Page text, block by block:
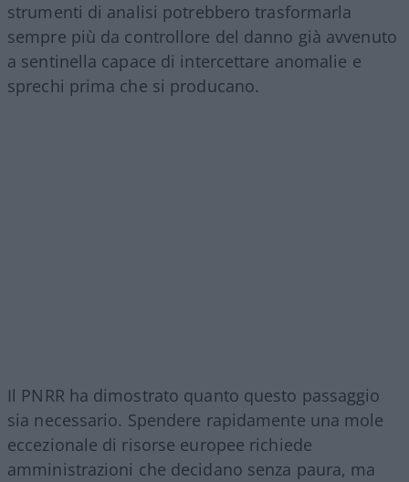
strumenti di analisi potrebbero trasformarla
sempre più da controllore del danno già avvenuto
a sentinella capace di intercettare anomalie e
sprechi prima che si producano.
Il PNRR ha dimostrato quanto questo passaggio
sia necessario. Spendere rapidamente una mole
eccezionale di risorse europee richiede
amministrazioni che decidano senza paura, ma